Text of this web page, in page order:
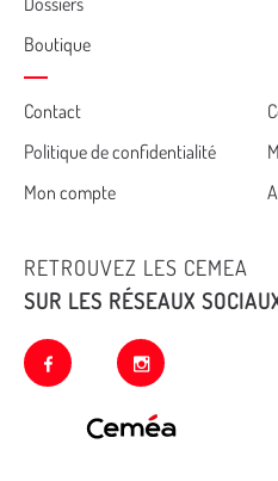
Boutique
Cemea
footer
Contact
Politique de confidentialité
Mon compte
RETROUVEZ LES CEMEA
SUR LES RÉSEAUX
facebook instagram